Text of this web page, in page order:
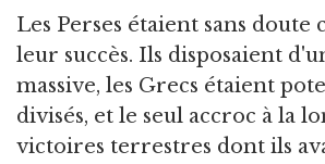
Les Perses étaient sans doute
leur succès. Ils disposaient
massive, les Grecs étaient
divisés, et le seul accroc à la
victoires terrestres dont ils